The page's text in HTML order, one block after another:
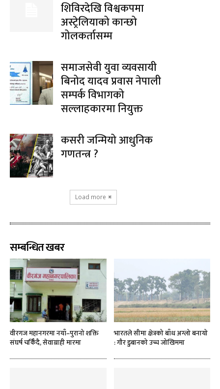
शिविरदेखि विश्वकपमा
अस्ट्रेलियाको कान्छो
गोलकर्तासम्म
समाजसेवी युवा व्यवसायी
बिनोद यादव प्रवास नेपाली
सम्पर्क विभागको
सल्लाहकारमा नियुक्त
कसरी जन्मियो आधुनिक
गणतन्त्र ?
Load more
सम्बन्धित खबर
वीरगज महानगरमा नयाँ–पुरानो शक्ति
संघर्ष चर्किँदै, सेवाग्राही मारमा
भारतले सीमा क्षेत्रको बाँध अग्लो बनायो
: गौर डुबानको उच्च जोखिममा